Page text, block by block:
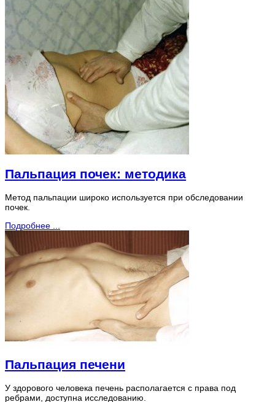
Пальпация почек: методика
Метод пальпации широко используется при обследовании
почек.
Подробнее ...
Пальпация печени
У здорового человека печень располагается с права под
ребрами, доступна исследованию.